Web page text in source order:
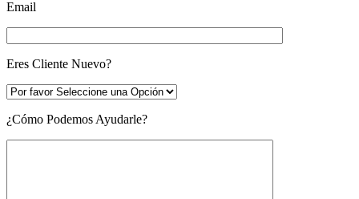
Email
Eres Cliente Nuevo?
¿Cómo Podemos Ayudarle?